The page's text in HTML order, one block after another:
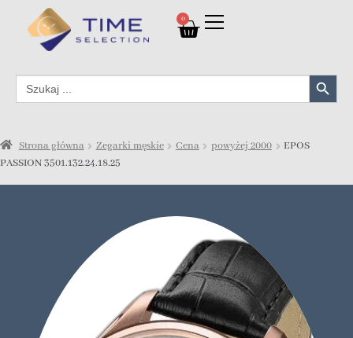
0
Search
for:
Search Button
Strona główna Zegarki męskie Cena powyżej 2000
EPOS
PASSION 3501.132.24.18.25